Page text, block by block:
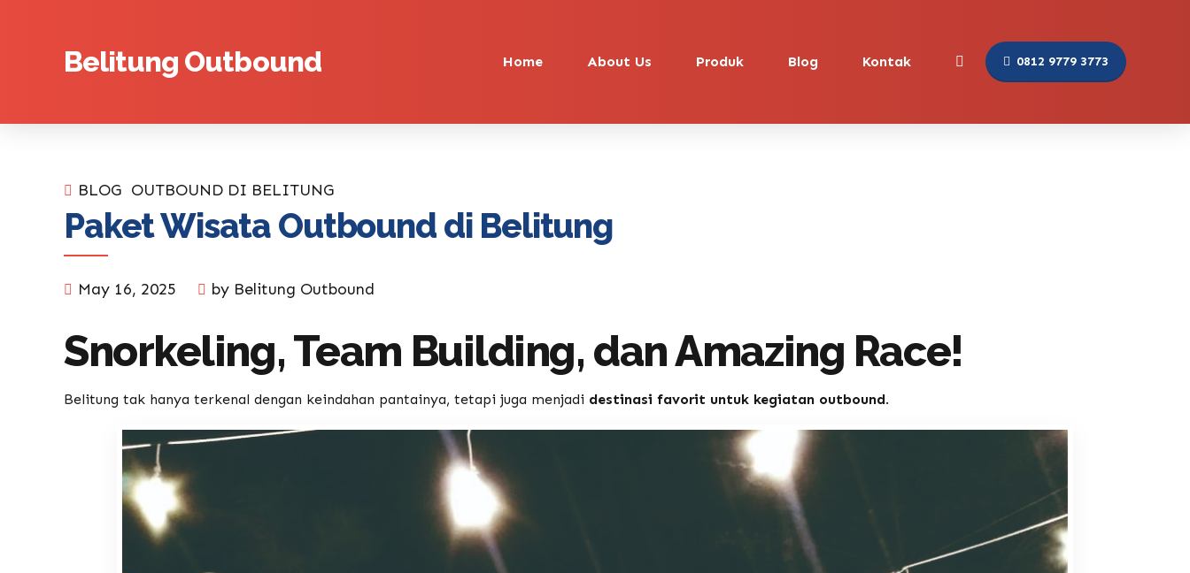
Belitung Outbound 0812 9779 3773
Home About Us Produk Blog Kontak
BLOG OUTBOUND DI BELITUNG
Paket Wisata Outbound di Belitung
May 16, 2025 by Belitung Outbound
Snorkeling, Team Building, dan Amazing Race!
Belitung tak hanya terkenal dengan keindahan pantainya, tetapi juga menjadi destinasi favorit untuk kegiatan outbound.